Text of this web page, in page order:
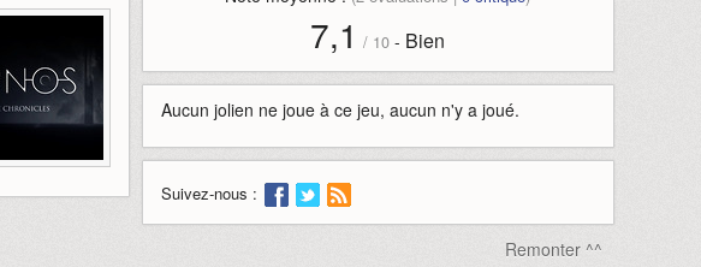
7,1 / 10 - Bien
Aucun jolien ne joue à ce jeu, aucun n'y a joué.
Suivez-nous :
Remonter ^^